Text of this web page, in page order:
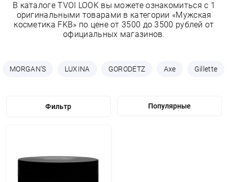
В каталоге TVOI LOOK вы можете ознакомиться с 1
оригинальными товарами в категории «Мужская
косметика FKB» по цене от 3500 до 3500 рублей от
официальных магазинов.
MORGAN'S LUXINA GORODETZ Axe Gillette
Фильтр